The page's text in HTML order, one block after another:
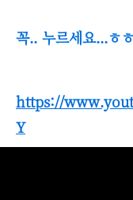
꼭.. 누르세요...ㅎ
https://
Y